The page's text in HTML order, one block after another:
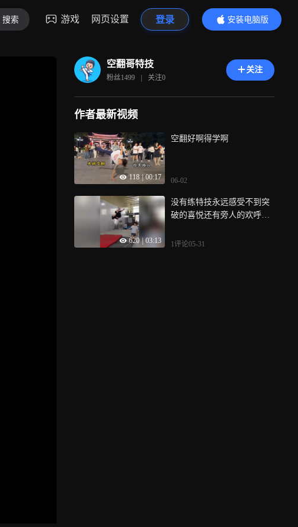
搜索 游戏 网页设置 登录
安装电脑版
内容更精彩
空翻哥特技
粉丝1499 | 关注0
关注
作者最新视频
118 00:17
空翻好啊得学啊
06-02
620 | 03:13
没有练特技永远感受不到突
破的喜悦还有旁人的欢呼尖
然在潮州
1评论05-31